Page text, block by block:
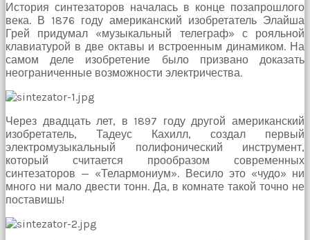
olamıyordum
sikiş
Bu
kadın
bir
süreliğine
ortadan
kaybolduğunda
evde
oda
oda
gezerek
onu
aramaya
başladım
Onu
История синтезаторов началась в конце позапрошлого
века. В 1876 году американский изобретатель Элайша
Грей придумал «музыкальный телеграф» с рояльной
клавиатурой в две октавы и встроенным динамиком. На
самом деле изобретение было призвано доказать
неограниченные возможности электричества.
Через двадцать лет, в 1897 году другой американский
изобретатель, Тадеус Кахилл, создал первый
электромузыкальный полифонический инструмент,
который считается прообразом современных
синтезаторов — «Телармониум». Весило это «чудо» ни
много ни мало двести тонн. Да, в комнате такой точно не
поставишь!